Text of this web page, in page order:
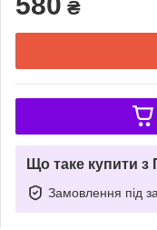
₴
Що таке купити з
Замовлення під